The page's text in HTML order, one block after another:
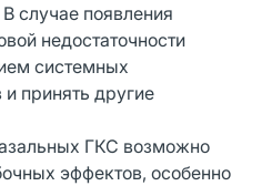
случае появления
недостаточности
системных
принять другие
ГКС возможно
эффектов, особенно